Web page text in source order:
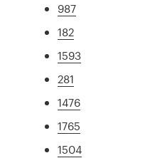
987
182
1593
281
1476
1765
1504